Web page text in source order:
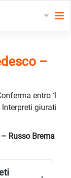
–
entro 1
giurati
Russo Brema